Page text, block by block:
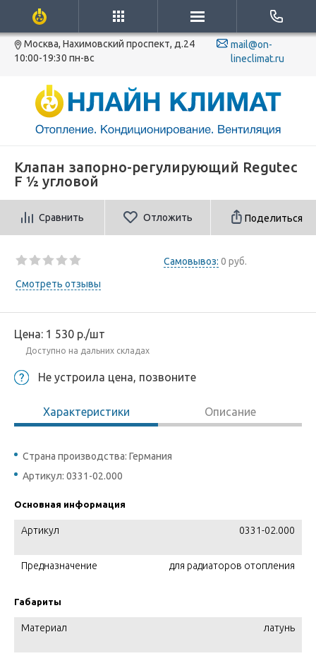
Москва, Нахимовский проспект, д.24
10:00-19:30 пн-вс
mail@on-
lineclimat.ru
Клапан запорно-регулирующий Regutec
F ½ угловой
Сравнить Отложить Поделиться
Самовывоз: 0 руб.
Смотреть отзывы
Цена: 1 530 р./шт
Доступно на дальних складах
Не устроила цена, позвоните
Характеристики Описание
Страна производства: Германия
Артикул: 0331-02.000
Основная информация
Артикул 0331-02.000
Предназначение для радиаторов отопления
Габариты
Материал латунь